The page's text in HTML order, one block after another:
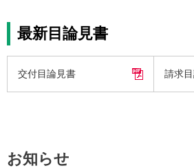
最新目論見書
交付目論見書 請求
お知らせ